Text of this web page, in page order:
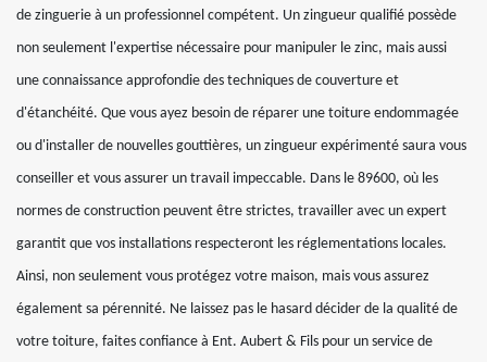
de zinguerie à un professionnel compétent. Un zingueur qualifié possède
non seulement l'expertise nécessaire pour manipuler le zinc, mais aussi
une connaissance approfondie des techniques de couverture et
d'étanchéité. Que vous ayez besoin de réparer une toiture endommagée
ou d'installer de nouvelles gouttières, un zingueur expérimenté saura vous
conseiller et vous assurer un travail impeccable. Dans le 89600, où les
normes de construction peuvent être strictes, travailler avec un expert
garantit que vos installations respecteront les réglementations locales.
Ainsi, non seulement vous protégez votre maison, mais vous assurez
également sa pérennité. Ne laissez pas le hasard décider de la qualité de
votre toiture, faites confiance à Ent. Aubert & Fils pour un service de